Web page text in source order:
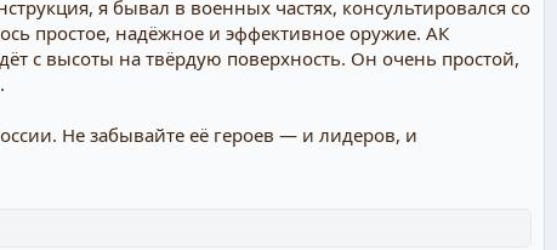
я бывал в военных частях, консультировался со
простое, надёжное и эффективное оружие. АК
с высоты на твёрдую поверхность. Он очень простой,
Не забывайте её героев — и лидеров, и